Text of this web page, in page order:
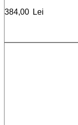
384,00 Lei